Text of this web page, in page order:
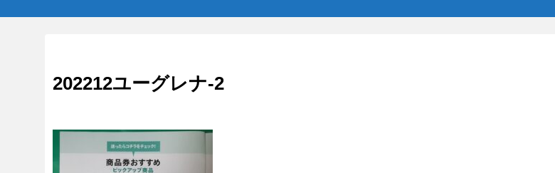
202212ユーグレナ-2